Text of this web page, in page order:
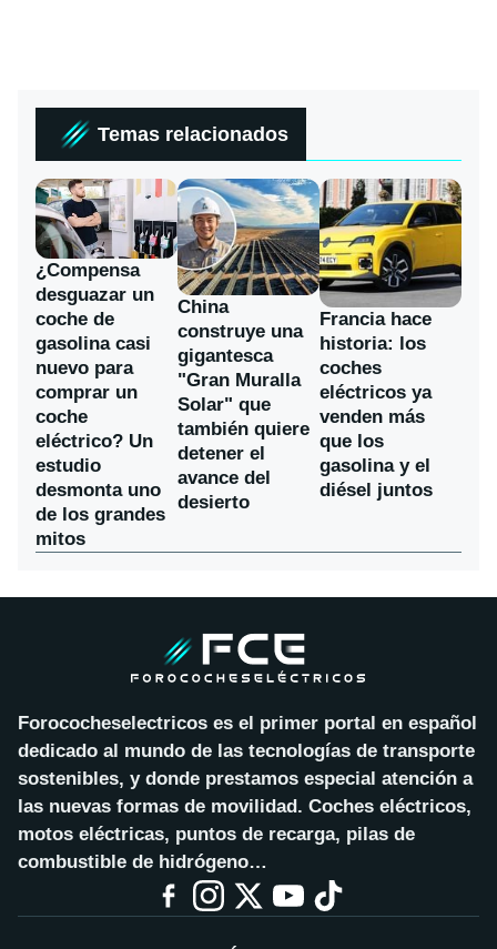
Temas relacionados
¿Compensa
desguazar un
coche de
gasolina casi
nuevo para
comprar un
coche
eléctrico? Un
estudio
desmonta uno
de los grandes
mitos
China
construye una
gigantesca
"Gran Muralla
Solar" que
también quiere
detener el
avance del
desierto
Francia hace
historia: los
coches
eléctricos ya
venden más
que los
gasolina y el
diésel juntos
Forococheselectricos es el primer portal en español
dedicado al mundo de las tecnologías de transporte
sostenibles, y donde prestamos especial atención a
las nuevas formas de movilidad. Coches eléctricos,
motos eléctricas, puntos de recarga, pilas de
combustible de hidrógeno…